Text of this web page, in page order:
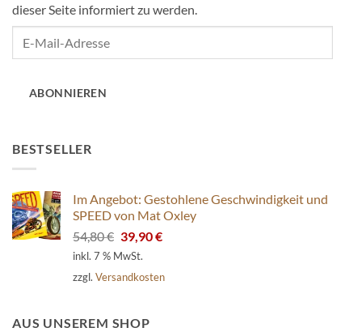
dieser Seite informiert zu werden.
ABONNIEREN
BESTSELLER
Im Angebot: Gestohlene Geschwindigkeit und
SPEED von Mat Oxley
54,80€ Ursprünglicher
Preis
54,80 €
39,90€Aktueller
39,90 €.
inkl. 7 % MwSt.
zzgl. Versandkosten
AUS UNSEREM SHOP